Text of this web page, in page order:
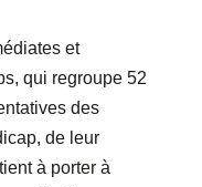
et
qui regroupe 52
des
de leur
à porter à